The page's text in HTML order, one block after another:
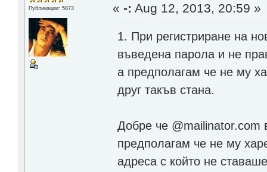
Публикации: 5873 «-: Aug 12, 2013, 20:59 »
1. При регистриране на
въведена парола и не
а предполагам че не му
друг такъв стана.
Добре че @mailinator.com
предполагам че не му
адреса с който не